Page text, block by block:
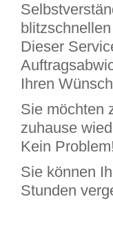
Dieser
Ihren
Sie möchten
zuhause
Kein
Sie können
Stunden